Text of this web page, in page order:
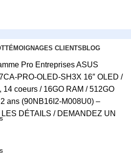
TÉMOIGNAGES CLIENTS BLOG
Pro EntreprisesASUS
PRO-OLED-SH3X 16″ OLED /
coeurs / 16GO RAM / 512GO
ans (90NB16I2-M008U0) –
DÉTAILS / DEMANDEZ UN